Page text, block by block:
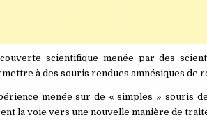
scientifique menée par des
à des souris rendues amnésiques de
menée sur de « simples »
la voie vers une nouvelle manière de